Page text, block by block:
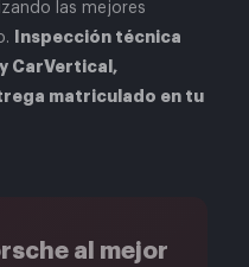
las mejores
Inspección técnica
CarVertical,
matriculado en tu
al mejor